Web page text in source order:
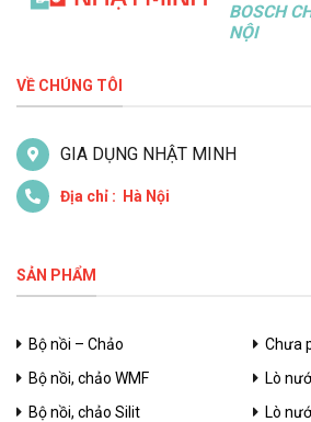
BOSCH
NỘI
VỀ CHÚNG TÔI
GIA DỤNG NHẬT MINH
Địa chỉ : Hà Nội
SẢN PHẨM
Bộ nồi – Chảo
Bộ nồi, chảo WMF
Bộ nồi, chảo Silit
Chưa
Lò
Lò